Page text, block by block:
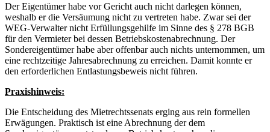
Der Eigentümer habe vor Gericht auch nicht darlegen können,
weshalb er die Versäumung nicht zu vertreten habe. Zwar sei der
WEG-Verwalter nicht Erfüllungsgehilfe im Sinne des § 278 BGB
für den Vermieter bei dessen Betriebskostenabrechnung. Der
Sondereigentümer habe aber offenbar auch nichts unternommen, um
eine rechtzeitige Jahresabrechnung zu erreichen. Damit konnte er
den erforderlichen Entlastungsbeweis nicht führen.
Praxishinweis:
Die Entscheidung des Mietrechtssenats erging aus rein formellen
Erwägungen. Praktisch ist eine Abrechnung der dem